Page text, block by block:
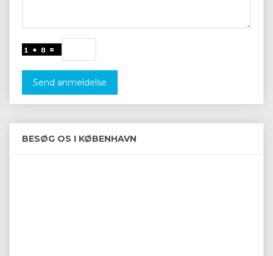
Send anmeldelse
BESØG OS I KØBENHAVN